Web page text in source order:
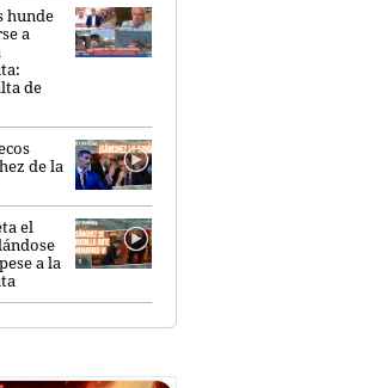
hunde
a
de
de la
el
a la